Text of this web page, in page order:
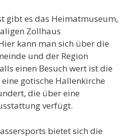
gibt es das Heimatmuseum,
Zollhaus
kann man sich über die
und der Region
einen Besuch wert ist die
eine gotische Hallenkirche
die über eine
verfügt.
bietet sich die